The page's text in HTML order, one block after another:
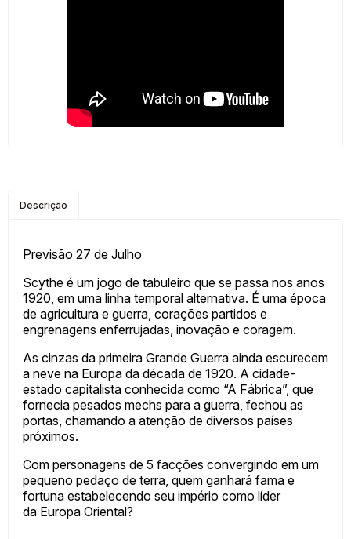
Descrição
Previsão 27 de Julho
Scythe é um jogo de tabuleiro que se passa nos anos
1920, em uma linha temporal alternativa. É uma época
de agricultura e guerra, corações partidos e
engrenagens enferrujadas, inovação e coragem.
As cinzas da primeira Grande Guerra ainda escurecem
a neve na Europa da década de 1920. A cidade-
estado capitalista conhecida como “A Fábrica”, que
fornecia pesados mechs para a guerra, fechou as
portas, chamando a atenção de diversos países
próximos.
Com personagens de 5 facções convergindo em um
pequeno pedaço de terra, quem ganhará fama e
fortuna estabelecendo seu império como líder
da Europa Oriental?